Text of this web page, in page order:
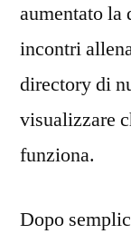
aumentato la
incontri
directory di
visualizzare
funziona.
Dopo